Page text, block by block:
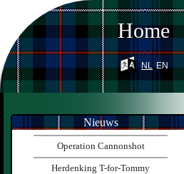
Home
nl en
Nieuws
Operation Cannonshot
Herdenking T-for-Tommy